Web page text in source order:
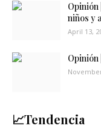
Opinión
niños y
April 13,
Opinión
📈Tendencia